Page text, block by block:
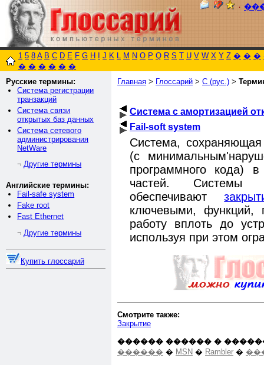
٠
1 5 8 A B C D E F G H J K L M N O P Q R S T U V W X Y Z � � �
� � � � � �
Русские термины:
Система регистрации
транзакций
Система связи
открытых баз данных
Система сетевого
администрирования
NetWare
¬ Другие термины
Английские термины:
Fail-safe system
Fake root
Fast Ethernet
¬ Другие термины
Купить глоссарий
Главная > Глоссарий > С (рус.) >
Система с амортизацией
Fail-soft system
Система, сохраняющая
(с
программного кода)
частей. Системы
обеспечивают
ключевыми, функций,
работу вплоть до
используя при этом
Смотрите также:
Закрытие
������ ������ �
������ � MSN � Rambler �